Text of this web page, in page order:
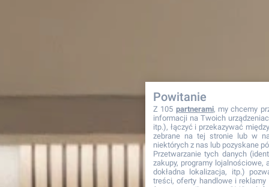
Powitanie
Z 105 partnerami, my chcemy
informacji na Twoich
itp.), łączyć i przekazywać
zebrane na tej stronie lub w
niektórych z nas lub pozyskane
Przetwarzanie tych danych
zakupy, programy lojalnościowe,
dokładna lokalizacja, itp.)
treści, oferty handlowe i